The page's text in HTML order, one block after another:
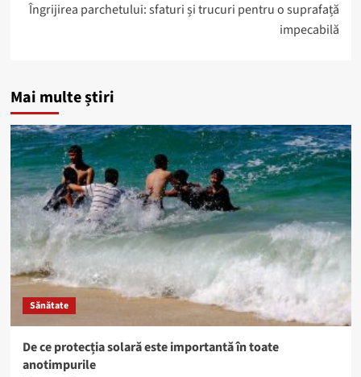
Îngrijirea parchetului: sfaturi și trucuri pentru o suprafață
impecabilă
Mai multe știri
Sănătate
De ce protecția solară este importantă în toate
anotimpurile